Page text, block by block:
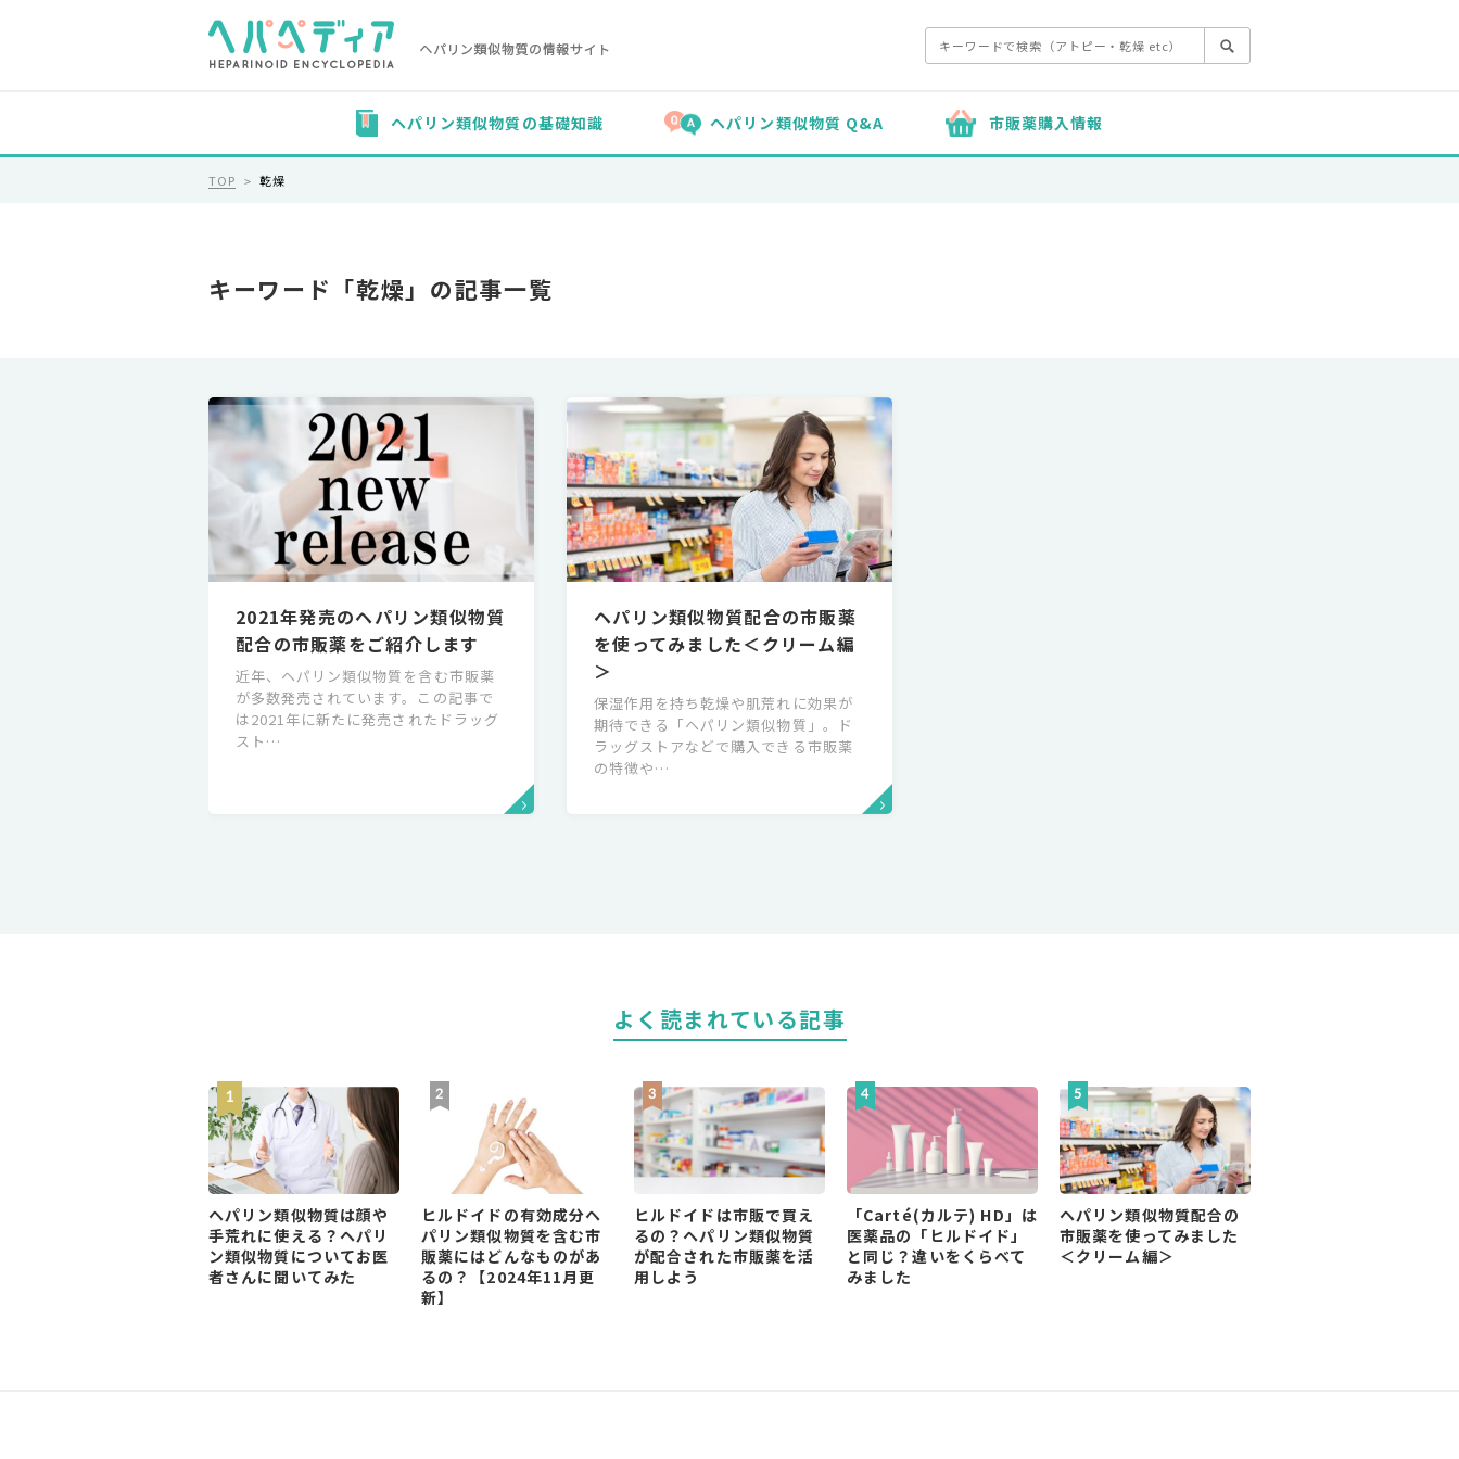
ヘパリン類似物質の基礎知識 ヘパリン類似物質 Q&A 市販薬購入情報
TOP 乾燥
キーワード「乾燥」の記事一覧
2021年発売のヘパリン類似物質
配合の市販薬をご紹介します
近年、ヘパリン類似物質を含む市販薬
が多数発売されています。この記事で
は2021年に新たに発売されたドラッグ
スト…
ヘパリン類似物質配合の市販薬
を使ってみました＜クリーム編
＞
保湿作用を持ち乾燥や肌荒れに効果が
期待できる「ヘパリン類似物質」。ド
ラッグストアなどで購入できる市販薬
の特徴や…
よく読まれている記事
ヘパリン類似物質は顔や
手荒れに使える？ヘパリ
ン類似物質についてお医
者さんに聞いてみた
ヒルドイドの有効成分ヘ
パリン類似物質を含む市
販薬にはどんなものがあ
るの？【2024年11月更
新】
ヒルドイドは市販で買え
るの？ヘパリン類似物質
が配合された市販薬を活
用しよう
「Carté(カルテ) HD」は
医薬品の「ヒルドイド」
と同じ？違いをくらべて
みました
ヘパリン類似物質配合の
市販薬を使ってみました
＜クリーム編＞